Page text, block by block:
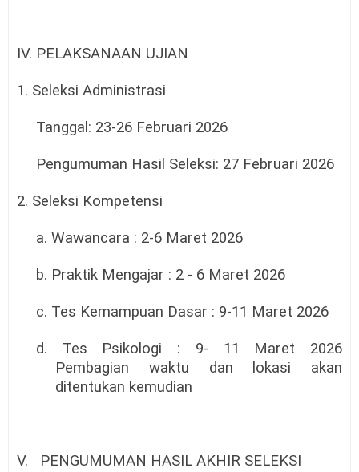
IV. PELAKSANAAN UJIAN
1. Seleksi Administrasi
Tanggal: 23-26 Februari 2026
Pengumuman Hasil Seleksi: 27 Februari 2026
2. Seleksi Kompetensi
a. Wawancara : 2-6 Maret 2026
b. Praktik Mengajar : 2 - 6 Maret 2026
c. Tes Kemampuan Dasar : 9-11 Maret 2026
d. Tes Psikologi : 9- 11 Maret 2026
Pembagian waktu dan lokasi akan
ditentukan kemudian
V. PENGUMUMAN HASIL AKHIR SELEKSI